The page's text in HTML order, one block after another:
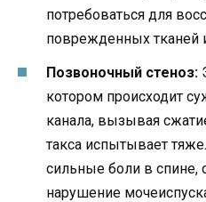
потребоваться для
поврежденных тканей
Позвоночный стеноз:
котором происходит
канала, вызывая
такса испытывает
сильные боли в спине,
нарушение